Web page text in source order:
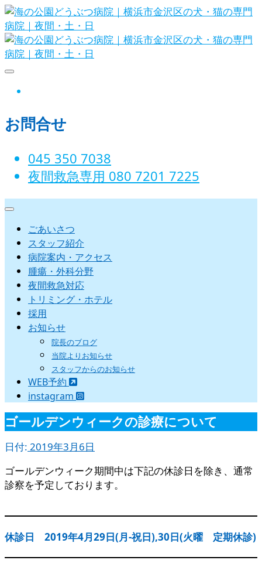
Skip
to
content
日
お問合せ
045 350 7038‬
夜間救急専用 080 7201 7225‬
ごあいさつ
スタッフ紹介
病院案内・アクセス
腫瘍・外科分野
夜間救急対応
トリミング・ホテル
採用
お知らせ
院長のブログ
当院よりお知らせ
スタッフからのお知らせ
WEB予約
instagram
ゴールデンウィークの診療について
日付: 2019年3月6日
ゴールデンウィーク期間中は下記の休診日を除き、通常
診察を予定しております。
休診日 2019年4月29日(月-祝日),30日(火曜 定期休診)